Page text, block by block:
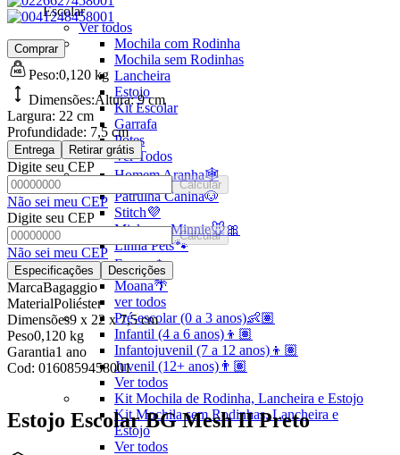
Escolar
Ver todos
Mochila com Rodinha
Mochila sem Rodinhas
Lancheira
Estojo
Kit Escolar
Garrafa
Potes
Ver Todos
Homem Aranha🕸️
Patrulha Canina🐶
Stitch💜
Mickey e Minnie🐭🎀
Linha Pets🐾
Frozen❄️
Moana🌴
ver todos
Pré-escolar (0 a 3 anos)👶🏽
Infantil (4 a 6 anos)👦🏽
Infantojuvenil (7 a 12 anos)👦🏽
Juvenil (12+ anos)👨🏽
Ver todos
Kit Mochila de Rodinha, Lancheira e Estojo
Kit Mochila sem Rodinhas, Lancheira e
Estojo
Ver todos
Comprar
Peso:0,120 kg
Dimensões:Altura: 9 cm
Largura: 22 cm
Profundidade: 7,5 cm
Entrega Retirar grátis
Digite seu CEP
Calcular
Não sei meu CEP
Digite seu CEP
Calcular
Não sei meu CEP
Especificações Descrições
MarcaBagaggio
MaterialPoliéster
Dimensões9 x 22 x 7,5 cm
Peso0,120 kg
Garantia1 ano
Cod: 0160859458001
Estojo Escolar BG Mesh II Preto